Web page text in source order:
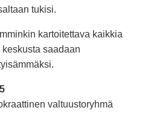
tukisi.
kartoitettava kaikkia
saadaan
valtuustoryhmä